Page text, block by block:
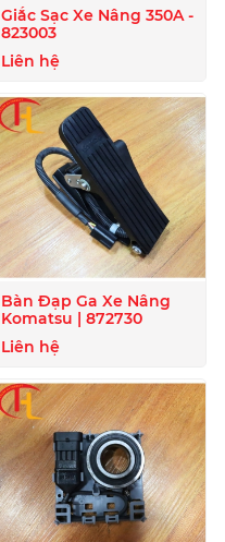
Giắc Sạc Xe Nâng 350A -
823003
Liên hệ
Bàn Đạp Ga Xe Nâng
Komatsu | 872730
Liên hệ